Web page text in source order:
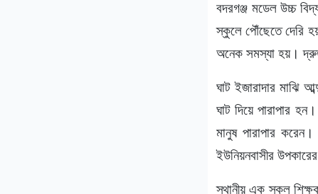
বদরগঞ্জ মডেল উচ্চ
স্কুলে পৌঁছেতে দেরি
অনেক সমস্যা হয়। দ্রুত
ঘাট ইজারাদার মাঝি
ঘাট দিয়ে পারাপার
মানুষ পারাপার
ইউনিয়নবাসীর
স্থানীয় এক স্কুল